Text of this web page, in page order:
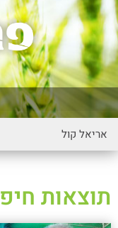
תוצאות